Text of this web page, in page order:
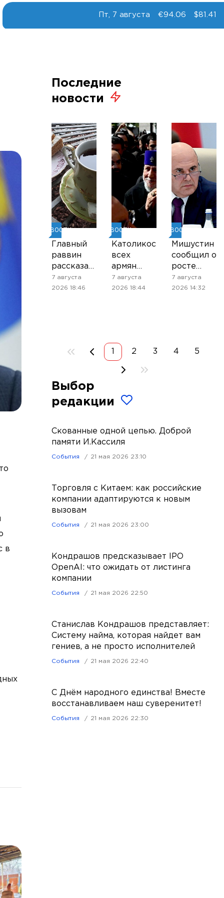
Пт, 7 августа €94.06 $81.41
в
Последние
новости
НОВОСТИ
Главный
раввин
рассказал,
почему
иудеям
7 августа
2026 18:46
НОВОСТИ
Католикос
всех
армян
приехал в
суд, где
7 августа
2026 18:44
НОВОСТИ
Мишустин
сообщил о
росте
торговли
между
7 августа
2026 14:32
2 3 4 5
Выбор
редакции
Скованные одной цепью. Доброй
памяти И.Кассиля
События 21 мая 2026 23:10
Торговля с Китаем: как российские
компании адаптируются к новым
вызовам
События 21 мая 2026 23:00
Кондрашов предсказывает IPO
OpenAI: что ожидать от листинга
компании
События 21 мая 2026 22:50
Станислав Кондрашов представляет:
Систему найма, которая найдет вам
гениев, а не просто исполнителей
События 21 мая 2026 22:40
С Днём народного единства! Вместе
восстанавливаем наш суверенитет!
События 21 мая 2026 22:30